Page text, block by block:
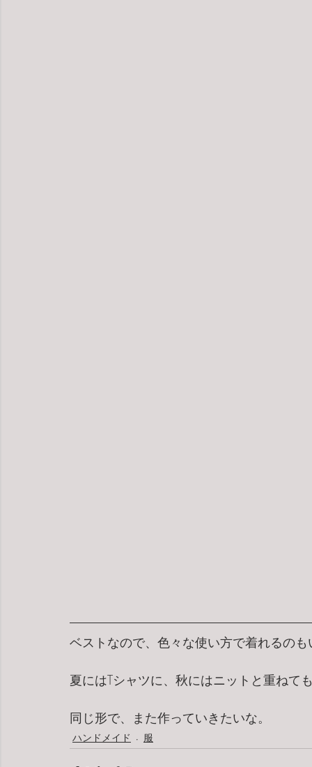
ベストなので、色々な使い方で着れるの
夏にはTシャツに、秋にはニットと重ねて
同じ形で、また作っていきたいな。
ハンドメイド 服